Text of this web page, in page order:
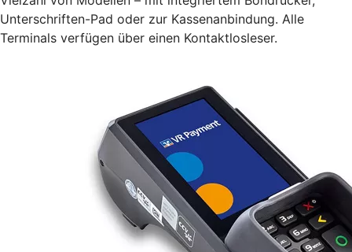
Unterschriften-Pad oder zur Kassenanbindung. Alle
Terminals verfügen über einen Kontaktlosleser.